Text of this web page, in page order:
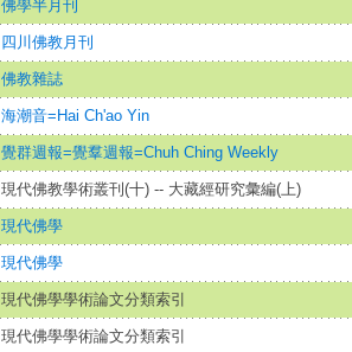
佛學半月刊
四川佛教月刊
佛教雜誌
海潮音=Hai Ch'ao Yin
覺群週報=覺羣週報=Chuh Ching Weekly
現代佛教學術叢刊(十) -- 大藏經研究彙編(上)
現代佛學
現代佛學
現代佛學學術論文分類索引
現代佛學學術論文分類索引